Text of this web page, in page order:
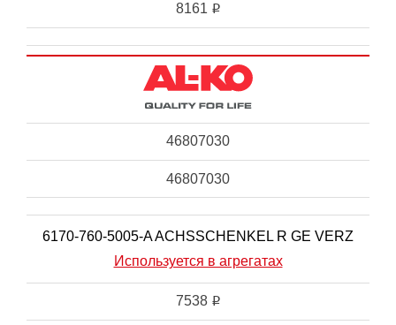
8161 i
46807030
46807030
6170-760-5005-A ACHSSCHENKEL R GE VERZ
Используется в агрегатах
7538 i